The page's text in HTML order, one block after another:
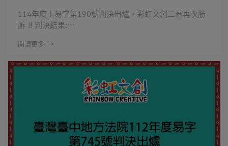
114年度上易字第190號判決出爐，彩虹文創二審再次勝
訴 !! 判決結果:⋯
閱讀更多 ->